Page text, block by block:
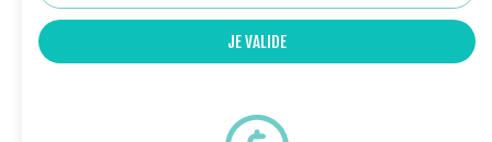
JE VALIDE